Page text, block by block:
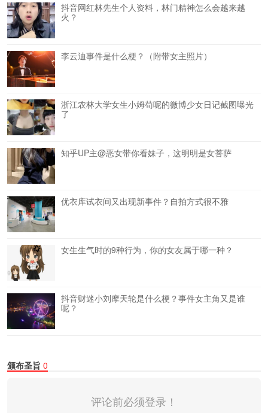
抖音网红林先生个人资料，林门精神怎么会越来越
火？
李云迪事件是什么梗？（附带女主照片）
浙江农林大学女生小姆苟呢的微博少女日记截图曝光
了
知乎UP主@恶女带你看妹子，这明明是女菩萨
优衣库试衣间又出现新事件？自拍方式很不雅
女生生气时的9种行为，你的女友属于哪一种？
抖音财迷小刘摩天轮是什么梗？事件女主角又是谁
呢？
颁布圣旨 0
评论前必须登录！